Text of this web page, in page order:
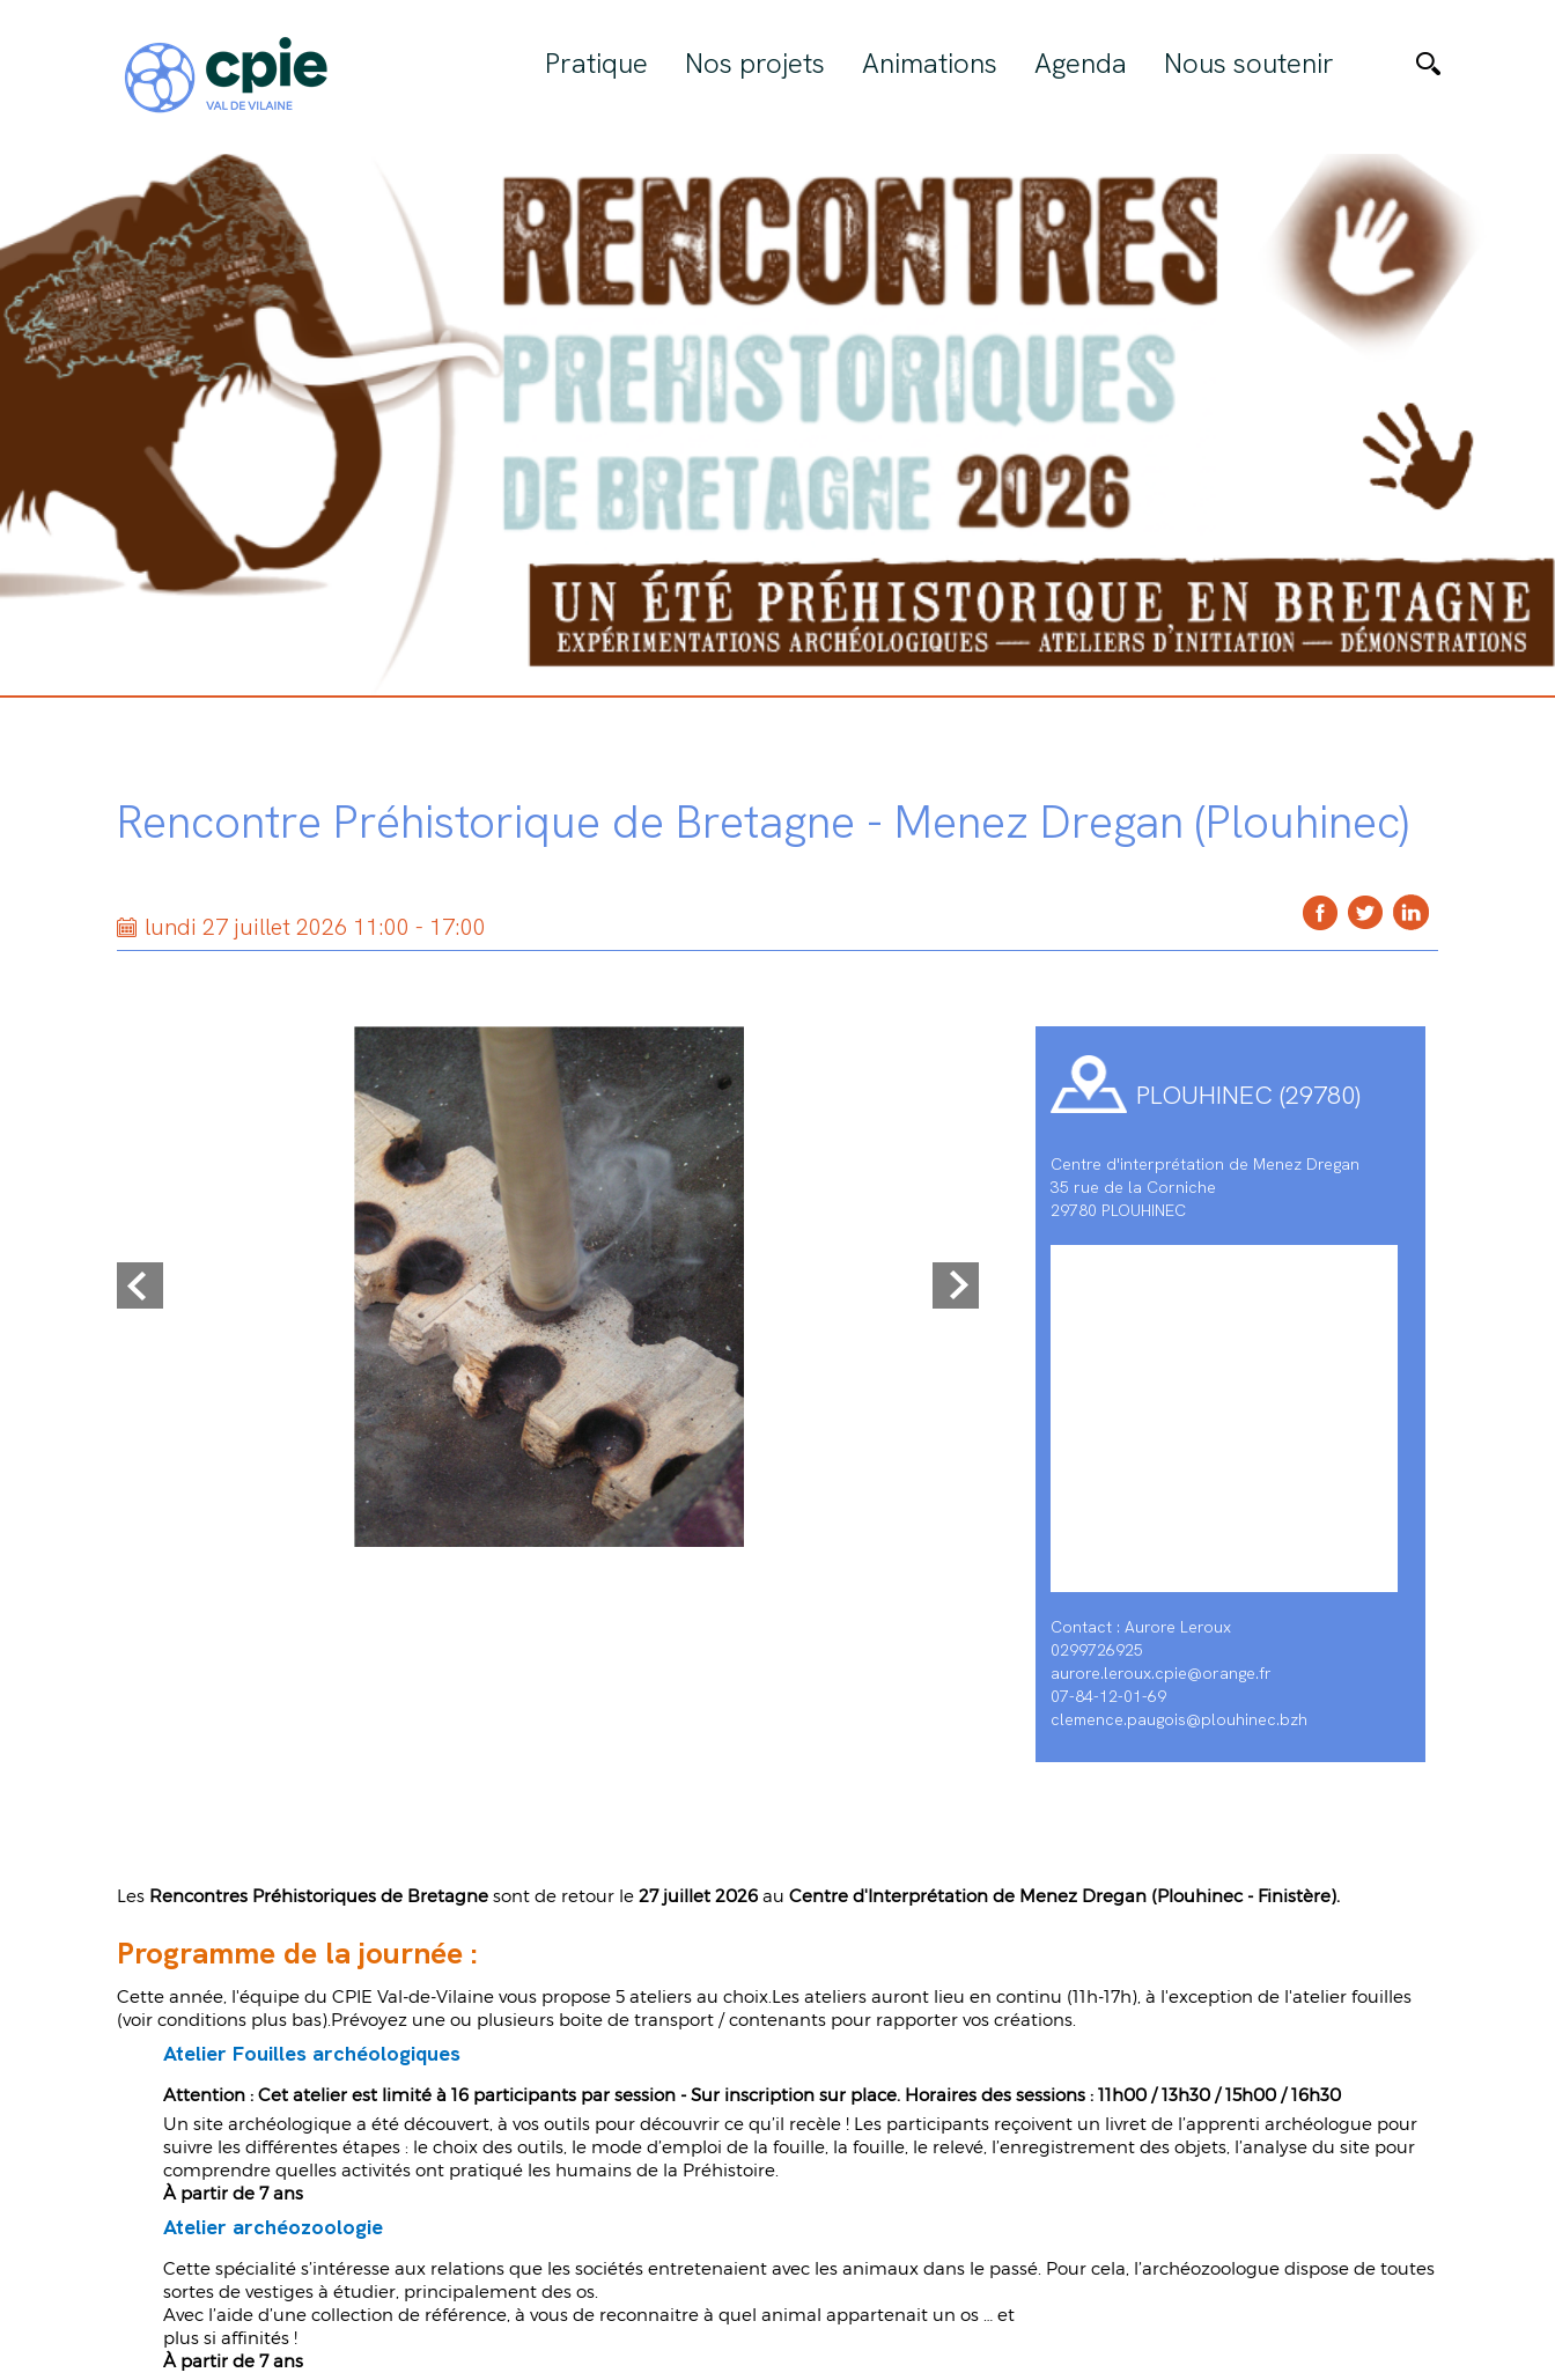
Pratique Nos projets Animations Agenda Nous soutenir
Rencontre Préhistorique de Bretagne - Menez Dregan (Plouhinec)
lundi 27 juillet 2026 11:00 - 17:00
PLOUHINEC (29780)
Centre d'interprétation de Menez Dregan
35 rue de la Corniche
29780 PLOUHINEC
Contact : Aurore Leroux
0299726925
aurore.leroux.cpie@orange.fr
07-84-12-01-69
clemence.paugois@plouhinec.bzh
Les Rencontres Préhistoriques de Bretagnesont de retour le27 juillet 2026 auCentre d'Interprétation de Menez Dregan (Plouhinec - Finistère).
Programme de la journée :
Cette année, l'équipe du CPIE Val-de-Vilaine vous propose 5 ateliers au choix.Les ateliers auront lieu en continu (11h-17h), à l'exception de l'atelier fouilles
(voir conditions plus bas).Prévoyez une ou plusieurs boite de transport / contenants pour rapporter vos créations.
Atelier Fouilles archéologiques
Attention : Cet atelier est limité à 16 participants par session - Sur inscription sur place. Horaires des sessions : 11h00 / 13h30 / 15h00 / 16h30
Un site archéologique a été découvert, à vos outils pour découvrir ce qu’il recèle ! Les participants reçoivent un livret de l’apprenti archéologue pour
suivre les différentes étapes : le choix des outils, le mode d’emploi de la fouille, la fouille, le relevé, l’enregistrement des objets, l’analyse du site pour
comprendre quelles activités ont pratiqué les humains de la Préhistoire.
À partir de 7 ans
Atelier archéozoologie
Cette spécialité s’intéresse aux relations que les sociétés entretenaient avec les animaux dans le passé. Pour cela, l’archéozoologue dispose de toutes
sortes de vestiges à étudier, principalement des os.
Avec l’aide d’une collection de référence, à vous de reconnaitre à quel animal appartenait un os … et
plus si affinités !
À partir de 7 ans